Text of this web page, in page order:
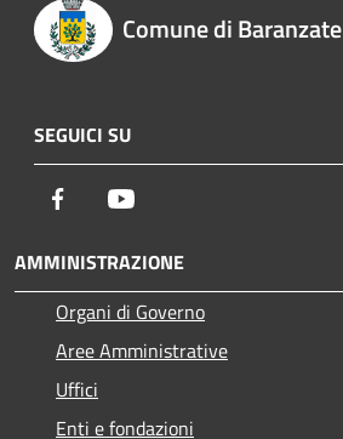
Comune di Baranzate
SEGUICI SU
Facebook
AMMINISTRAZIONE
Organi di Governo
Aree Amministrative
Uffici
Enti e fondazioni